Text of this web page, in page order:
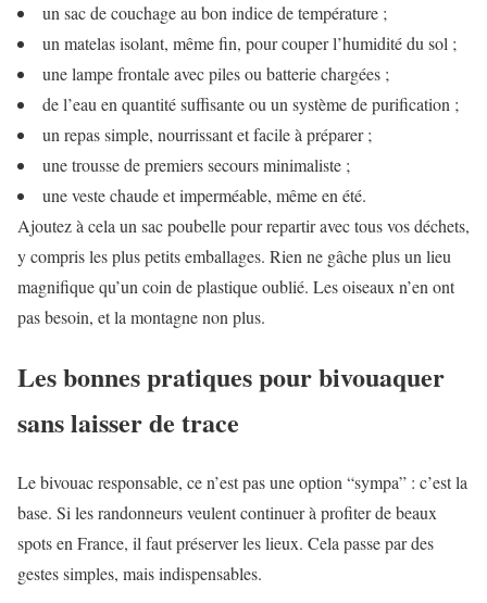
un sac de couchage au bon indice de température ;
un matelas isolant, même fin, pour couper l’humidité du sol ;
une lampe frontale avec piles ou batterie chargées ;
de l’eau en quantité suffisante ou un système de purification ;
un repas simple, nourrissant et facile à préparer ;
une trousse de premiers secours minimaliste ;
une veste chaude et imperméable, même en été.
Ajoutez à cela un sac poubelle pour repartir avec tous vos déchets,
y compris les plus petits emballages. Rien ne gâche plus un lieu
magnifique qu’un coin de plastique oublié. Les oiseaux n’en ont
pas besoin, et la montagne non plus.
Les bonnes pratiques pour bivouaquer
sans laisser de trace
Le bivouac responsable, ce n’est pas une option “sympa” : c’est la
base. Si les randonneurs veulent continuer à profiter de beaux
spots en France, il faut préserver les lieux. Cela passe par des
gestes simples, mais indispensables.